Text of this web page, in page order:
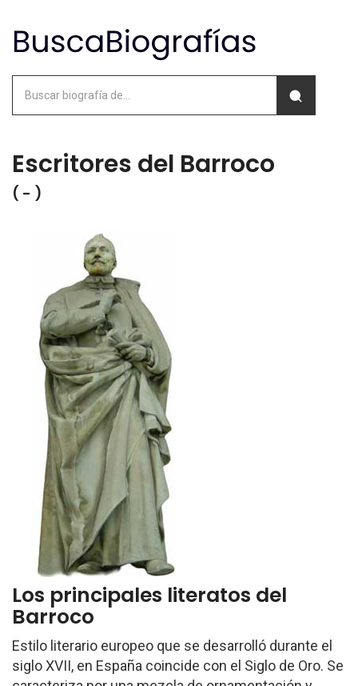
Escritores del Barroco
( - )
Los principales literatos del
Barroco
Estilo literario europeo que se desarrolló durante el
siglo XVII, en España coincide con el Siglo de Oro. Se